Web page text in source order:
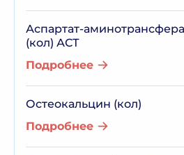
Аспартат-
(кол) АСТ
Подробнее
Остеокальцин (кол)
Подробнее